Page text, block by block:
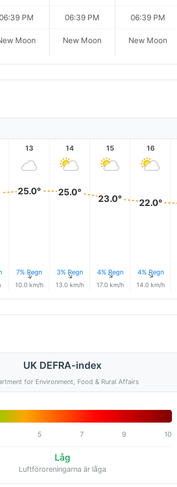
06:39 PM
Moon
06:39 PM
New Moon
06:39 PM
New Moon
13
25.0°
7% Regn
↑
10.0 km/h
14
25.0°
3% Regn
↑
13.0 km/h
15
23.0°
4% Regn
↑
17.0 km/h
16
22.0°
4% Regn
↑
14.0 km/h
UK DEFRA-index
for Environment, Food & Rural Affairs
5 7 9 10
Låg
Luftföroreningarna är låga